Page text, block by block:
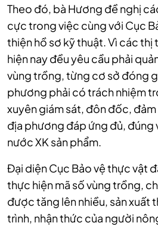
Theo đó, bà Hương đề nghị
cực trong việc cùng với Cục
thiện hồ sơ kỹ thuật. Vì các thị
hiện nay đều yêu cầu phải
vùng trồng, từng cơ sở đóng
phương phải có trách nhiệm
xuyên giám sát, đôn đốc,
địa phương đáp ứng đủ, đúng
nước XK sản phẩm.
Đại diện Cục Bảo vệ thực vật
thực hiện mã số vùng trồng,
được tăng lên nhiều, sản xuất
trình, nhận thức của người